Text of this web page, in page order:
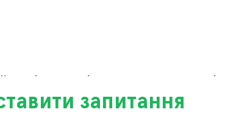
зустрічаються серед молоді.
запитання